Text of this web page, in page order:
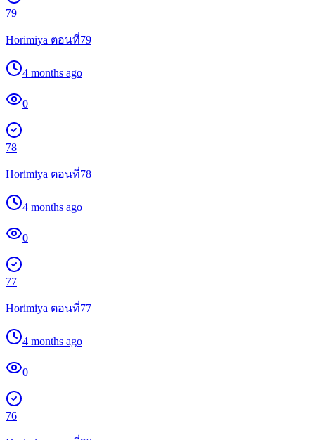
79
Horimiya ตอนที่79
4 months ago
0
78
Horimiya ตอนที่78
4 months ago
0
77
Horimiya ตอนที่77
4 months ago
0
76